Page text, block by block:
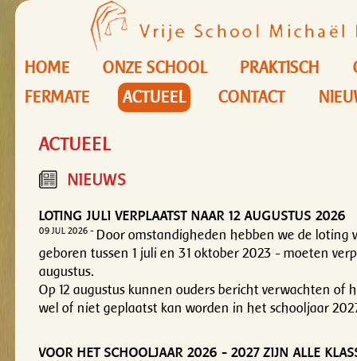
HOME ONZE SCHOOL PRAKTISCH
FERMATE
ACTUEEL CONTACT
ACTUEEL
NIEUWS
LOTING JULI VERPLAATST NAAR 12 AUGUSTUS 2026
09 JUL 2026 - Door omstandigheden hebben we de loting
geboren tussen 1 juli en 31 oktober 2023 - moeten
augustus.
Op 12 augustus kunnen ouders bericht verwachten of
wel of niet geplaatst kan worden in het schooljaar
VOOR HET SCHOOLJAAR 2026 - 2027 ZIJN ALLE